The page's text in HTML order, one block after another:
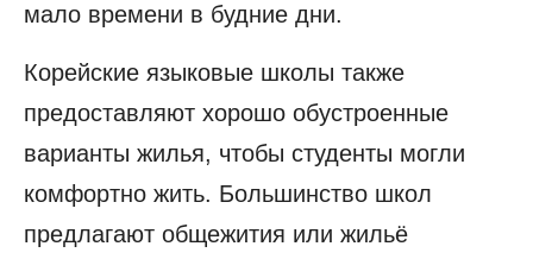
мало времени в будние дни.
Корейские языковые школы также
предоставляют хорошо обустроенные
варианты жилья, чтобы студенты могли
комфортно жить. Большинство школ
предлагают общежития или жильё